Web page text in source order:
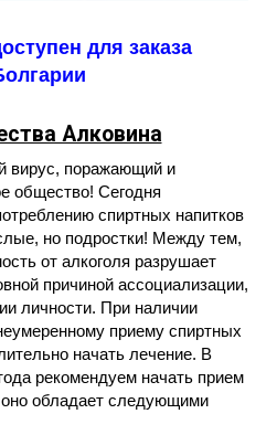
для заказа
Алковина
вирус, поражающий и
общество! Сегодня
спиртных напитков
но подростки! Между тем,
от алкоголя разрушает
причиной ассоциализации,
личности. При наличии
приему спиртных
начать лечение. В
рекомендуем начать прием
обладает следующими